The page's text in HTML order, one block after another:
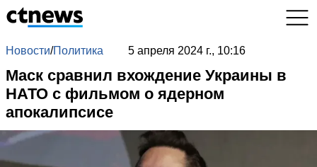
Новости/Политика 5 апреля 2024 г., 10:16
Маск сравнил вхождение Украины в
НАТО с фильмом о ядерном
апокалипсисе